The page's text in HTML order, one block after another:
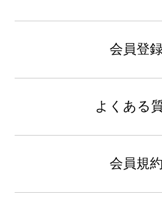
会員登
よくある
会員規約